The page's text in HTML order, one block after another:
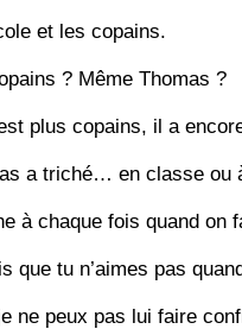
et les copains.
? Même Thomas ?
plus copains, il a
a triché… en classe ou
à chaque fois quand on
que tu n’aimes pas
ne peux pas lui faire